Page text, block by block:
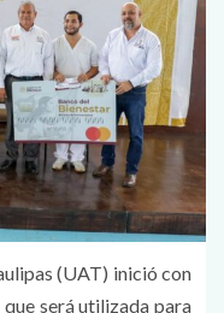
(UAT) inició con
será utilizada para